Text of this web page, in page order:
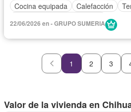
Cocina equipada
Calefacción
22/06/2026 en - GRUPO SUMERIA
1 2 3
Valor de la vivienda en